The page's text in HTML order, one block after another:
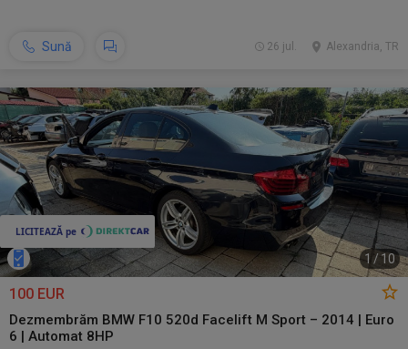
Sună Alexandria, TR
26 jul.
1 / 10
100 EUR
Dezmembrăm BMW F10 520d Facelift M Sport – 2014 | Euro
6 | Automat 8HP